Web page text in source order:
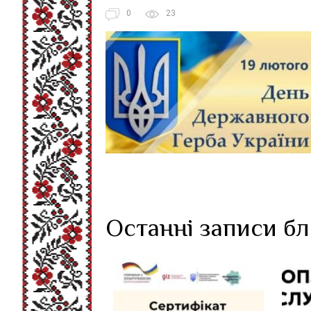
0 23
Останні записи